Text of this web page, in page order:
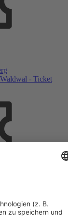
- Ticket
- Ticket